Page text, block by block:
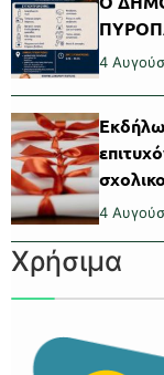
4
4
Χρήσιμα